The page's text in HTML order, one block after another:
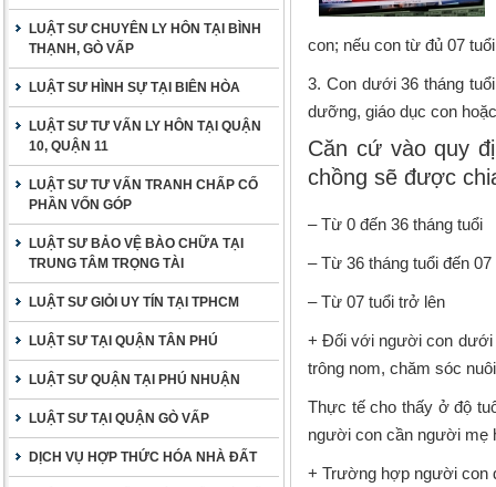
LUẬT SƯ CHUYÊN LY HÔN TẠI BÌNH
THẠNH, GÒ VẤP
LUẬT SƯ HÌNH SỰ TẠI BIÊN HÒA
LUẬT SƯ TƯ VẤN LY HÔN TẠI QUẬN
10, QUẬN 11
LUẬT SƯ TƯ VẤN TRANH CHẤP CỐ
PHẦN VỐN GÓP
LUẬT SƯ BẢO VỆ BÀO CHỮA TẠI
TRUNG TÂM TRỌNG TÀI
LUẬT SƯ GIỎI UY TÍN TẠI TPHCM
LUẬT SƯ TẠI QUẬN TÂN PHÚ
LUẬT SƯ QUẬN TẠI PHÚ NHUẬN
LUẬT SƯ TẠI QUẬN GÒ VẤP
DỊCH VỤ HỢP THỨC HÓA NHÀ ĐẤT
con; nếu con từ đủ 07
3. Con dưới 36 tháng
dưỡng, giáo dục con
Căn cứ vào quy
chồng sẽ được
– Từ 0 đến 36 tháng tuổi
– Từ 36 tháng tuổi đến 07
– Từ 07 tuổi trở lên
+ Đối với người con dưới
trông nom, chăm sóc
Thực tế cho thấy ở độ
người con cần người
+ Trường hợp người con